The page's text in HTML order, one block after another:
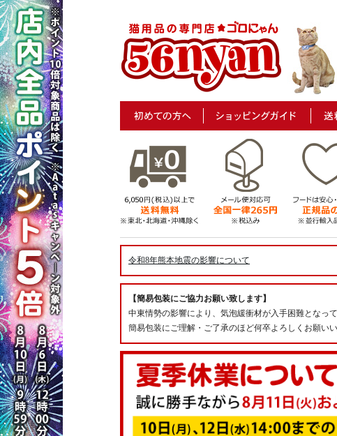
令和8年熊本地震の影響について
【簡易包装にご協力お願い致します】
中東情勢の影響により、気泡緩衝材が入手困難となっ
簡易包装にご理解・ご了承のほど何卒よろしくお願いい